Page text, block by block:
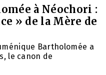
à Néochori :
» de la Mère de
Bartholomée a
le canon de